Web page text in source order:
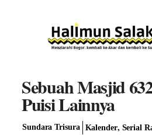
Sebuah Masjid
Puisi Lainnya
Sundara Trisura Kalender, Serial